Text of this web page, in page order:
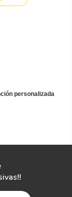
personalizada